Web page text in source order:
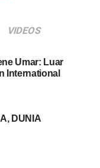
VIDEOS
Umar: Luar
International
DUNIA